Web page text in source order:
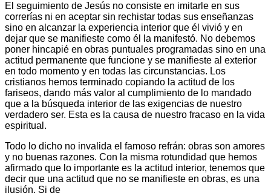
El seguimiento de Jesús no consiste en imitarle en sus
correrías ni en aceptar sin rechistar todas sus enseñanzas
sino en alcanzar la experiencia interior que él vivió y en
dejar que se manifieste como él la manifestó. No debemos
poner hincapié en obras puntuales programadas sino en una
actitud permanente que funcione y se manifieste al exterior
en todo momento y en todas las circunstancias. Los
cristianos hemos terminado copiando la actitud de los
fariseos, dando más valor al cumplimiento de lo mandado
que a la búsqueda interior de las exigencias de nuestro
verdadero ser. Esta es la causa de nuestro fracaso en la vida
espiritual.
Todo lo dicho no invalida el famoso refrán: obras son amores
y no buenas razones. Con la misma rotundidad que hemos
afirmado que lo importante es la actitud interior, tenemos que
decir que una actitud que no se manifieste en obras, es una
ilusión. Si de